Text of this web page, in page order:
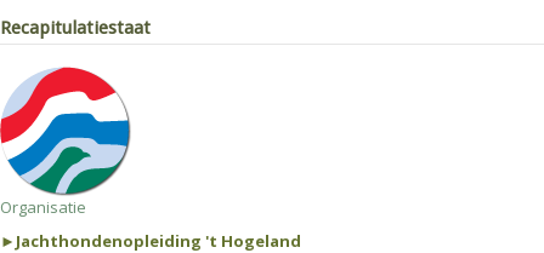
Recapitulatiestaat
Organisatie
►Jachthondenopleiding 't Hogeland